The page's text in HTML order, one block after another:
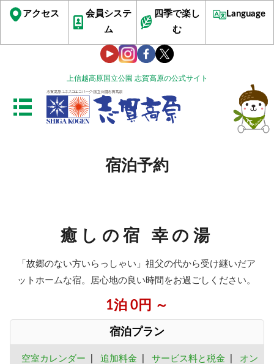
上信越高原国立公園 志賀高原の公式サイト
アクセス
会員システ
ム
四季で楽し
む
Language
宿泊予約
癒しの宿 幸の湯
「故郷のない方いらっしゃい」祖父の代から受け継いだア
ットホームな宿。居心地の良い時間をお過ごしください。
1泊 0円 ～
宿泊プラン
空室カレンダー 追加料金 サービス料と税金
オン